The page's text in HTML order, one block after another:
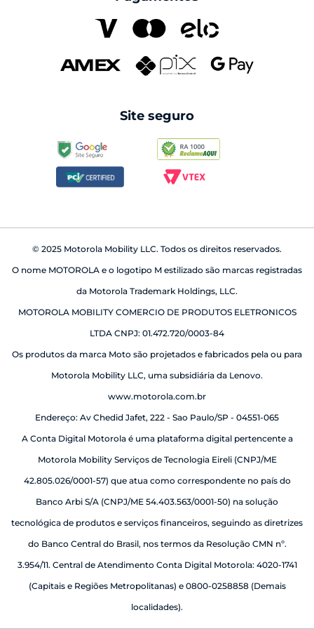
carregadores
cabos
caixas de som
babá eletrônica
Pantone
Swarovski
family space
seguros
reparo fora da garantia
Site seguro
© 2025 Motorola Mobility LLC. Todos os direitos reservados.
O nome MOTOROLA e o logotipo M estilizado são marcas registradas
da Motorola Trademark Holdings, LLC.
MOTOROLA MOBILITY COMERCIO DE PRODUTOS ELETRONICOS
LTDA CNPJ: 01.472.720/0003-84
Os produtos da marca Moto são projetados e fabricados pela ou para
Motorola Mobility LLC, uma subsidiária da Lenovo.
www.motorola.com.br
Endereço: Av Chedid Jafet, 222 - Sao Paulo/SP - 04551-065
A Conta Digital Motorola é uma plataforma digital pertencente a
Motorola Mobility Serviços de Tecnologia Eireli (CNPJ/ME
42.805.026/0001-57) que atua como correspondente no país do
Banco Arbi S/A (CNPJ/ME 54.403.563/0001-50) na solução
tecnológica de produtos e serviços financeiros, seguindo as diretrizes
do Banco Central do Brasil, nos termos da Resolução CMN nº.
3.954/11. Central de Atendimento Conta Digital Motorola: 4020-1741
(Capitais e Regiões Metropolitanas) e 0800-0258858 (Demais
localidades).